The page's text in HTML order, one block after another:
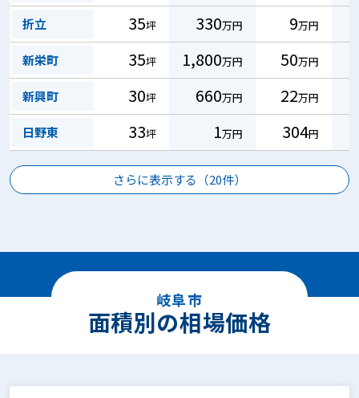
折立 35坪 330万円 9万円
新栄町 35坪 1,800万円 50万円
新興町 30坪 660万円 22万円
日野東 33坪 1万円 304円
さらに表示する（20件）
岐阜市
面積別の相場価格